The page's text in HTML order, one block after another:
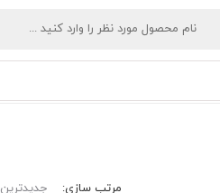
مرتب‌ سازی: جدیدترین